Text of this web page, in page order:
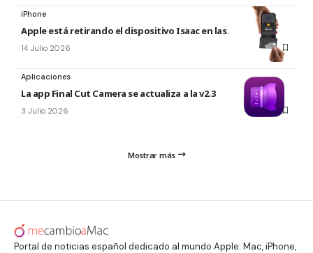
iPhone
Apple está retirando el dispositivo Isaac en las Apple Store
14 Julio 2026
Aplicaciones
La app Final Cut Camera se actualiza a la v2.3
3 Julio 2026
Mostrar más
Portal de noticias español dedicado al mundo Apple: Mac, iPhone,